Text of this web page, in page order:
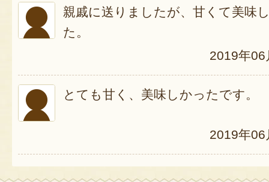
親戚に送りましたが、甘くて美味
た。
2019年06
とても甘く、美味しかったです。
2019年06